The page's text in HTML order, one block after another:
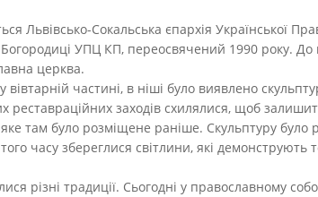
Львівсько-Сокальська єпархія Української
УПЦ КП, переосвячений 1990 року. До
церква.
частині, в ніші було виявлено
реставраційних заходів схилялися, щоб
там було розміщене раніше. Скульптуру було
часу збереглися світлини, які демонструють
різні традиції. Сьогодні у православному